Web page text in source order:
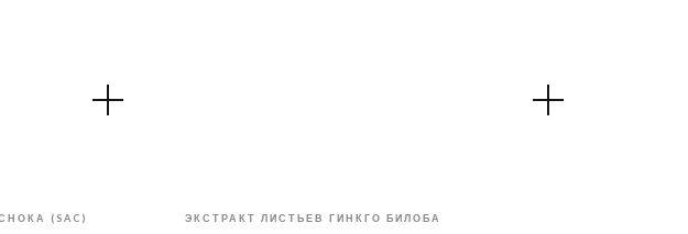
(SAC) ЭКСТРАКТ ЛИСТЬЕВ ГИНКГО БИЛОБА